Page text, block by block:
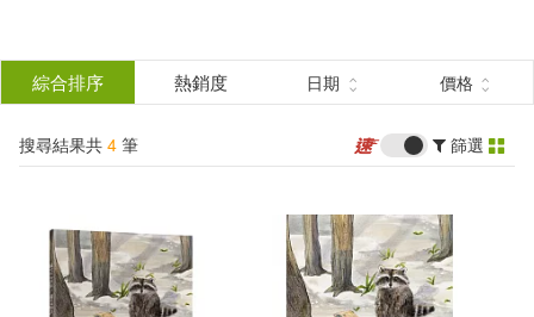
結
分類 (單選)
所有商品(4) 圖書(3)
電子書(1)
綜合排序 熱銷度 日期 價格
搜尋結果共 4 筆 篩選